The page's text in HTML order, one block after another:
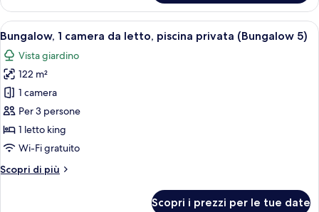
8)
1
camera
da
letto,
patio
(Bungalow
8)
Apri
tutte
le
foto
per
Bungalow,
1
camera
letto,
Un soggiorno con camino, una
14
Bungalow, 1 camera da letto, piscina privata (Bungalow 5)
Vista giardino
122 m²
1 camera
Per 3 persone
1 letto king
Wi-Fi gratuito
Scopri di più
Altri
Scopri i prezzi per le tue date